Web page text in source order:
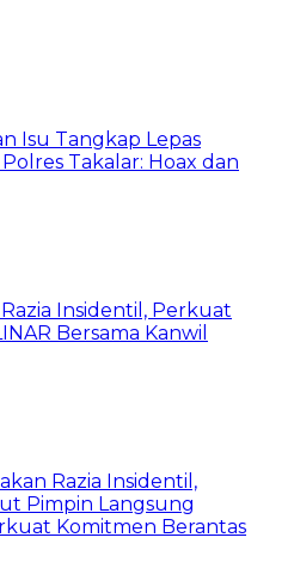
Isu Tangkap Lepas
Takalar: Hoax dan
Insidentil, Perkuat
Bersama Kanwil
Razia Insidentil,
Pimpin Langsung
Komitmen Berantas